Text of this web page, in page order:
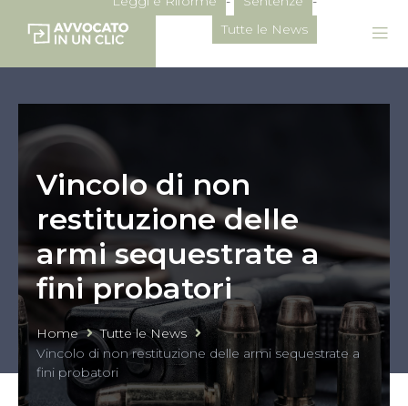
Vincolo di non
restituzione delle
armi sequestrate a
fini probatori
Home
Tutte le News
Vincolo di non restituzione delle armi sequestrate a
fini probatori
Tutte le News